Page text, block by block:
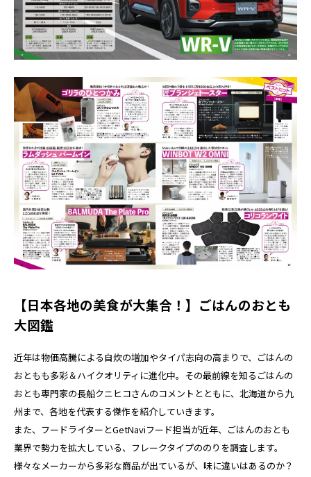
【日本各地の美食が大集合！】ごはんのおとも
大図鑑
近年は物価高騰による自炊の増加やタイパ志向の高まりで、ごはんの
おともも多彩＆ハイクオリティに進化中。その最前線を知るごはんの
おとも専門家の長船クニヒコさんのコメントとともに、北海道から九
州まで、各地を代表する傑作を紹介していきます。
また、フードライターとGetNaviフード担当が近年、ごはんのおとも
業界で勢力を拡大している、フレークタイプののりを調査します。
様々なメーカーから多彩な商品が出ているが、味に違いはあるのか？